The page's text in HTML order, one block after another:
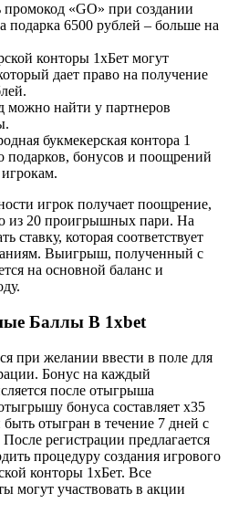
промокод «GO» при создании
подарка 6500 рублей – больше на
конторы 1хБет могут
дает право на получение
можно найти у партнеров
букмекерская контора 1
подарков, бонусов и поощрений
игрок получает поощрение,
из 20 проигрышных пари. На
ставку, которая соответствует
Выигрыш, полученный с
на основной баланс и
Баллы В 1xbet
при желании ввести в поле для
Бонус на каждый
после отыгрыша
бонуса составляет x35
отыгран в течение 7 дней с
регистрации предлагается
процедуру создания игрового
конторы 1хБет. Все
могут участвовать в акции